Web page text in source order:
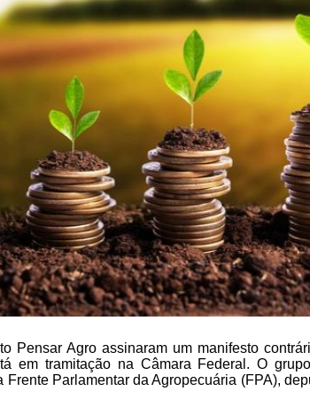
Pensar Agro assinaram um manifesto
em tramitação na Câmara Federal. O
Frente Parlamentar da Agropecuária (FPA),